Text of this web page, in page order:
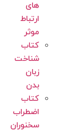
های
ارتباط
موثر
کتاب
شناخت
زبان
بدن
کتاب
اضطراب
سخنوران